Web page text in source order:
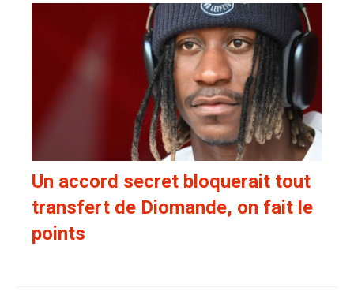
Un accord secret bloquerait tout
transfert de Diomande, on fait le
points